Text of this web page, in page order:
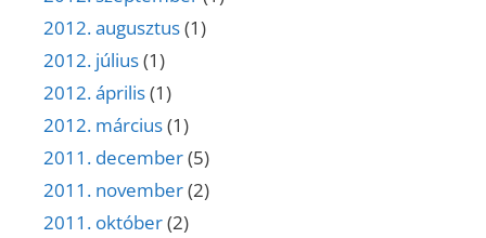
2012. augusztus(1)
2012. július(1)
2012. április(1)
2012. március(1)
2011. december(5)
2011. november(2)
2011. október(2)